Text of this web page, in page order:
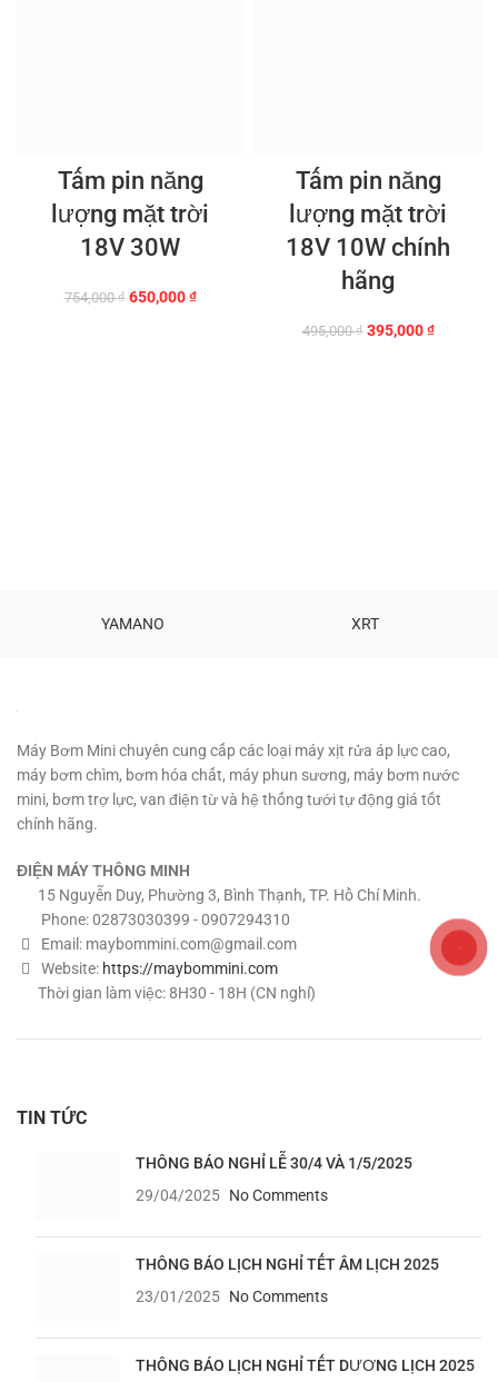
Tấm pin năng
lượng mặt trời
18V 30W
754,000₫ Giá
650,000₫Giá
Tấm pin năng
lượng mặt trời
18V 10W chính
hãng
495,000₫ Giá
395,000₫Giá
YAMANO XRT
Máy Bơm Mini chuyên cung cấp các loại máy xịt rửa áp lực cao,
máy bơm chìm, bơm hóa chất, máy phun sương, máy bơm nước
mini, bơm trợ lực, van điện từ và hệ thống tưới tự động giá tốt
chính hãng.
ĐIỆN MÁY THÔNG MINH
15 Nguyễn Duy, Phường 3, Bình Thạnh, TP. Hồ Chí Minh.
Phone: 02873030399 - 0907294310
Email: maybommini.com@gmail.com
Website: https://maybommini.com
Thời gian làm việc: 8H30 - 18H (CN nghỉ)
TIN TỨC
THÔNG BÁO NGHỈ LỄ 30/4 VÀ 1/5/2025
29/04/2025 No Comments
THÔNG BÁO LỊCH NGHỈ TẾT ÂM LỊCH 2025
23/01/2025 No Comments
THÔNG BÁO LỊCH NGHỈ TẾT DƯƠNG LỊCH 2025